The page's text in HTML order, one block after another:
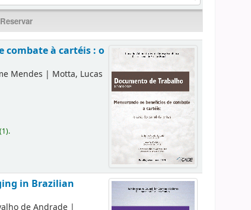
combate à cartéis : o
Mendes | Motta, Lucas
(1).
in Brazilian